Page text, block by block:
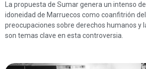
La propuesta de Sumar genera un intenso
idoneidad de Marruecos como coanfitrión
preocupaciones sobre derechos humanos y
son temas clave en esta controversia.